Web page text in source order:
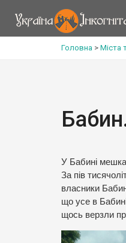
Головна > Міста
У Бабині
За пів
власники
що усе в Бабині
щось верзли